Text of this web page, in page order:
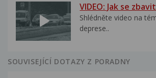
VIDEO: Jak se
Shlédněte video na
deprese..
SOUVISEJÍCÍ DOTAZY Z PORADNY